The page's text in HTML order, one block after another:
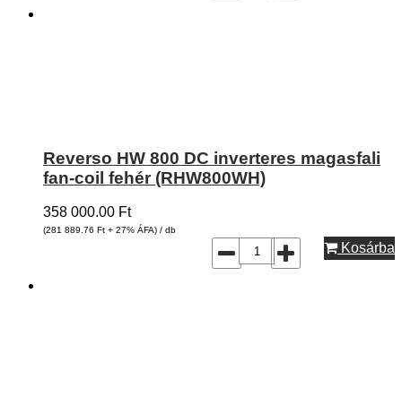
Reverso HW 800 DC inverteres magasfali
fan-coil fehér (RHW800WH)
358 000.00 Ft
(281 889.76 Ft + 27% ÁFA) / db
Kosárba